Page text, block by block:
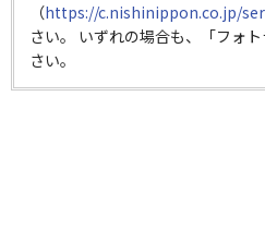
（https://c.nishinippon.co.jp/
さい。 いずれの場合も、「フォ
さい。